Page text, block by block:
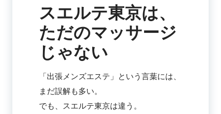
スエルテ東京は、
ただのマッサージ
じゃない
「出張メンズエステ」という言葉には、
まだ誤解も多い。
でも、スエルテ東京は違う。